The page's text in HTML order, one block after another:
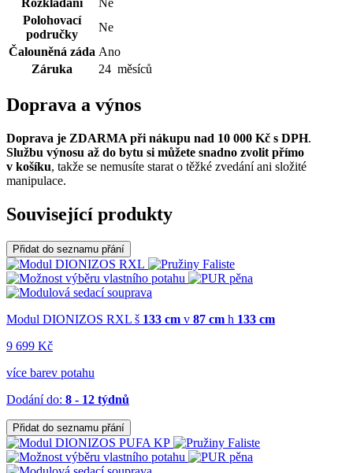
Rozkládání
Ne
Polohovací
područky
Ne
Čalouněná záda Ano
Záruka
24 měsíců
Doprava a výnos
Doprava je ZDARMA při nákupu nad 10 000 Kč s DPH.
Službu výnosu až do bytu si můžete snadno zvolit přímo
v košíku, takže se nemusíte starat o těžké zvedání ani složité
manipulace.
Související produkty
Přidat do seznamu přání
Modul DIONIZOS RXL š 133 cm v 87 cm h 133 cm
9 699 Kč
více barev potahu
Dodání do: 8 - 12 týdnů
Přidat do seznamu přání